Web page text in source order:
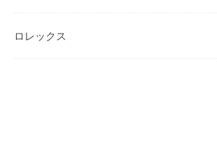
ロレックス